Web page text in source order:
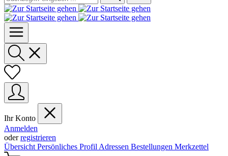
Ihr Konto
Anmelden
oderregistrieren
Übersicht Persönliches Profil Adressen Bestellungen Merkzettel